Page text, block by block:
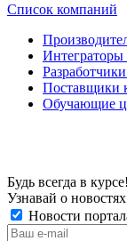
Список компаний
Интеграторы
Поставщики
Обучающие
Будь всегда в курсе!
Узнавай о
Новости